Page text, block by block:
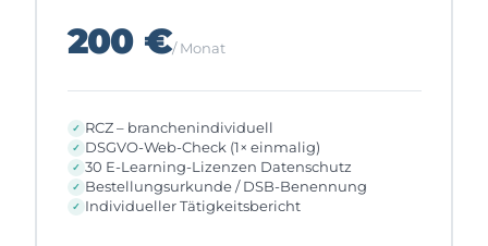
200 €/ Monat
RCZ – branchenindividuell
DSGVO-Web-Check (1× einmalig)
30 E-Learning-Lizenzen Datenschutz
Bestellungsurkunde / DSB-Benennung
Individueller Tätigkeitsbericht